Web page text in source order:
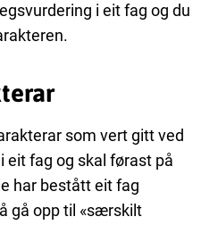
i eit fag og du
som vert gitt ved
fag og skal førast på
har bestått eit fag
gå opp til «særskilt